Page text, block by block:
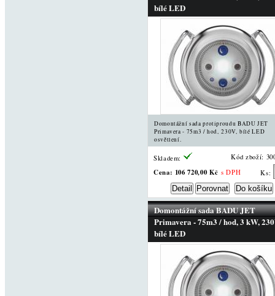
bílé LED
Domontážní sada protiproudu BADU JET
Primavera - 75m3 / hod, 230V, bílé LED
osvětlení.
Skladem: Kód zboží:
Cena: 106 720,00 Kč s DPH Ks:
Domontážní sada BADU JET
Primavera - 75m3 / hod, 3 kW,
bílé LED